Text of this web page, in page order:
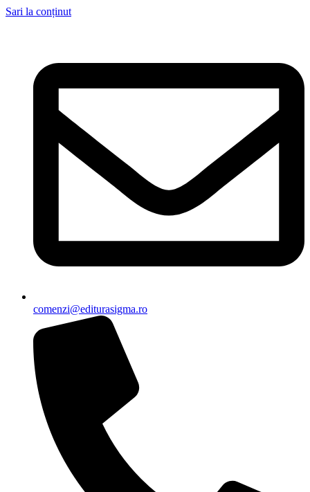
Sari la conținut
comenzi@editurasigma.ro